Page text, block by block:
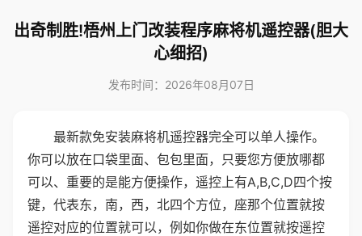
出奇制胜!梧州上门改装程序麻将机遥控器(胆大
心细招)
发布时间：2026年08月07日
最新款免安装麻将机遥控器完全可以单人操作。
你可以放在口袋里面、包包里面，只要您方便放哪都
可以、重要的是能方便操作，遥控上有A,B,C,D四个按
键，代表东，南，西，北四个方位，座那个位置就按
遥控对应的位置就可以，例如你做在东位置就按遥控